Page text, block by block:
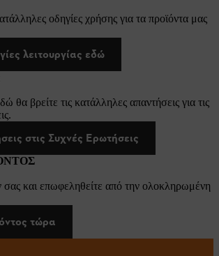
οδηγίες χρήσης για τα προϊόντα μας
λειτουργίας εδώ
θα βρείτε τις κατάλληλες απαντήσεις για τις
στις Συχνές Ερωτήσεις
σας και επωφεληθείτε από την ολοκληρωμένη
τώρα